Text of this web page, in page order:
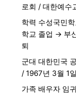
로회 / 대한예수
학력 수성국민
학교 졸업 → 부
퇴
군대 대한민국
/ 1967년 3월 1
가족 배우자 임